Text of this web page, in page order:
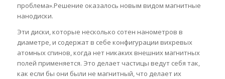
проблема».Решение оказалось новым видом магнитные
нанодиски.
Эти диски, которые несколько сотен нанометров в
диаметре, и содержат в себе конфигурации вихревых
атомных спинов, когда нет никаких внешних магнитных
полей применяется. Это делает частицы ведут себя так,
как если бы они были не магнитный, что делает их